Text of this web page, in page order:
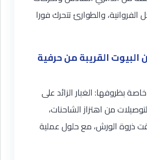
الفروانية، والطوارئ تتحرك فورا
القريبة من حرفية
بظروفها: الغبار الزائد على
من اهتزاز الشاحنات،
ذروة الورش، مع حلول عملية